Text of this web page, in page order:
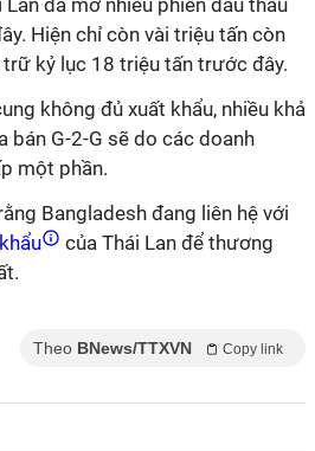
đã mở nhiều phiên đấu thầu
Hiện chỉ còn vài triệu tấn còn
kỷ lục 18 triệu tấn trước đây.
không đủ xuất khẩu, nhiều khả
bán G-2-G sẽ do các doanh
một phần.
Bangladesh đang liên hệ với
của Thái Lan để thương
Theo BNews/TTXVN Copy link